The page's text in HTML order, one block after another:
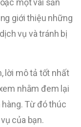
một vài sản
giới thiệu những
vụ và tránh bị
lời mô tả tốt nhất
nhằm đem lại
Từ đó thúc
của bạn.